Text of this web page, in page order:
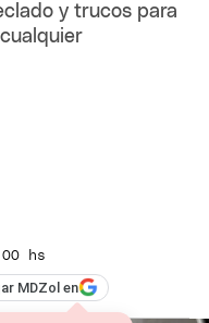
y trucos para
hs
MDZol en